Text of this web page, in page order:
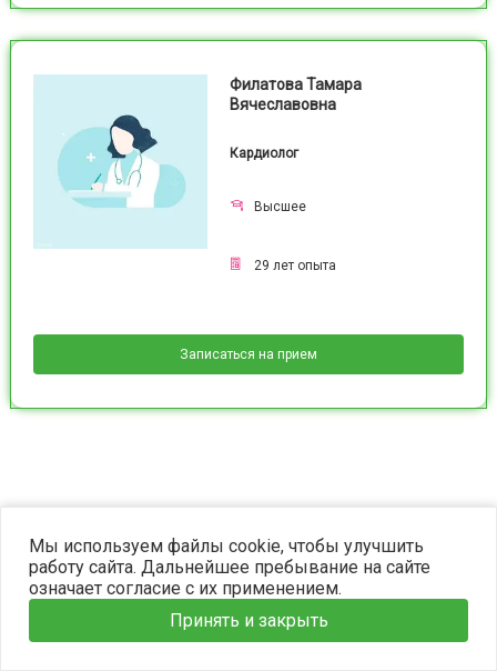
Филатова Тамара
Вячеславовна
Кардиолог
Высшее
29 лет опыта
Записаться на прием
©2023 OPTIMA. Все права защищены.
Мы используем файлы cookie, чтобы улучшить
работу сайта. Дальнейшее пребывание на сайте
означает согласие с их применением.
Принять и закрыть